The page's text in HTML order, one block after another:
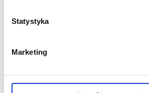
Statystyka
Marketing